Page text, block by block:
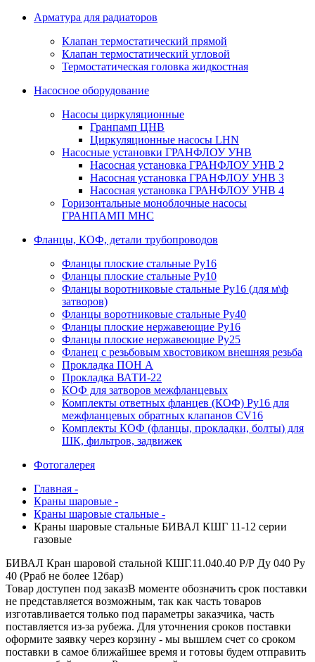
Арматура для радиаторов
Клапан термостатический прямой
Клапан термостатический угловой
Термостатическая головка жидкостная
Насосное оборудование
Насосы циркуляционные
Гранпамп ЦНВ
Циркуляционные насосы LHN
Насосные установки ГРАНФЛОУ УНВ
Насосная установка ГРАНФЛОУ УНВ 2
Насосная установка ГРАНФЛОУ УНВ 3
Насосная установка ГРАНФЛОУ УНВ 4
Горизонтальные моноблочные насосы
ГРАНПАМП МНС
Фланцы, КОФ, детали трубопроводов
Фланцы плоские стальные Ру16
Фланцы плоские стальные Ру10
Фланцы воротниковые стальные Ру16 (для м\ф
затворов)
Фланцы воротниковые стальные Ру40
Фланцы плоские нержавеющие Ру16
Фланцы плоские нержавеющие Ру25
Фланец с резьбовым хвостовиком внешняя резьба
Прокладка ПОН А
Прокладка ВАТИ-22
КОФ для затворов межфланцевых
Комплекты ответных фланцев (КОФ) Ру16 для
межфланцевых обратных клапанов CV16
Комплекты КОФ (фланцы, прокладки, болты) для
ШК, фильтров, задвижек
Фотогалерея
Главная -
Краны шаровые -
Краны шаровые стальные -
Краны шаровые стальные БИВАЛ КШГ 11-12 серии
газовые
БИВАЛ Кран шаровой стальной КШГ.11.040.40 Р/Р Ду 040 Ру
40 (Рраб не более 12бар)
Товар доступен под заказВ моменте обозначить срок поставки
не представляется возможным, так как часть товаров
изготавливается только под параметры заказчика, часть
поставляется из-за рубежа. Для уточнения сроков поставки
оформите заявку через корзину - мы вышлем счет со сроком
поставки в самое ближайшее время и готовы будем отправить